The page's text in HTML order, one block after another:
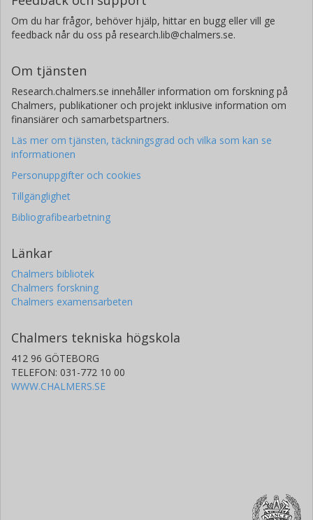
Om du har frågor, behöver hjälp, hittar en bugg eller vill ge
feedback når du oss på research.lib@chalmers.se.
Om tjänsten
Research.chalmers.se innehåller information om forskning på
Chalmers, publikationer och projekt inklusive information om
finansiärer och samarbetspartners.
Läs mer om tjänsten, täckningsgrad och vilka som kan se
informationen
Personuppgifter och cookies
Tillgänglighet
Bibliografibearbetning
Länkar
Chalmers bibliotek
Chalmers forskning
Chalmers examensarbeten
Chalmers tekniska högskola
412 96 GÖTEBORG
TELEFON: 031-772 10 00
WWW.CHALMERS.SE